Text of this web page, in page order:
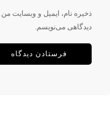
ذخیره نام، ایمیل و وبسایت
دیدگاهی می‌نویسم.